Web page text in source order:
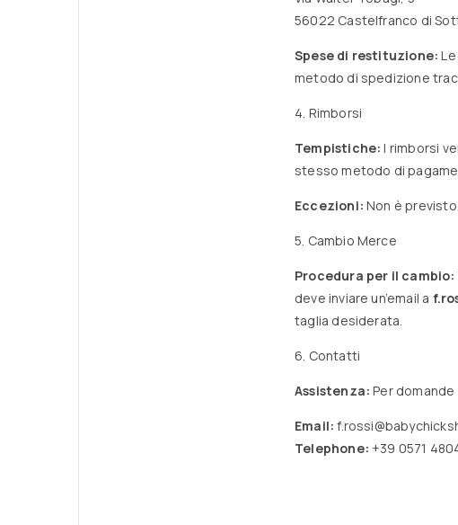
56022 Castelfranco di
Spese di restituzione:
metodo di spedizione
4. Rimborsi
Tempistiche: I rimborsi
stesso metodo di
Eccezioni: Non è
5. Cambio Merce
Procedura per il cambio:
deve inviare un’email a
taglia desiderata.
6. Contatti
Assistenza: Per
Email:
Telephone: +39 0571